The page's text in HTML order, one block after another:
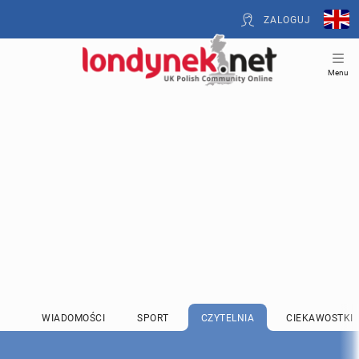
ZALOGUJ
Menu
WIADOMOŚCI SPORT CZYTELNIA CIEKAWOSTKI